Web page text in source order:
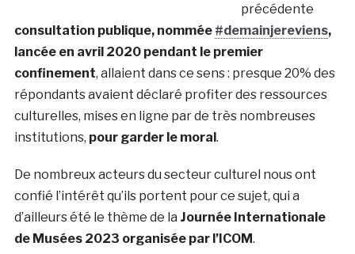
précédente
consultation publique, nommée #demainjereviens,
lancée en avril 2020 pendant le premier
confinement, allaient dans ce sens : presque 20% des
répondants avaient déclaré profiter des ressources
culturelles, mises en ligne par de très nombreuses
institutions, pour garder le moral.
De nombreux acteurs du secteur culturel nous ont
confié l’intérêt qu’ils portent pour ce sujet, qui a
d’ailleurs été le thème de la Journée Internationale
de Musées 2023 organisée par l’ICOM.